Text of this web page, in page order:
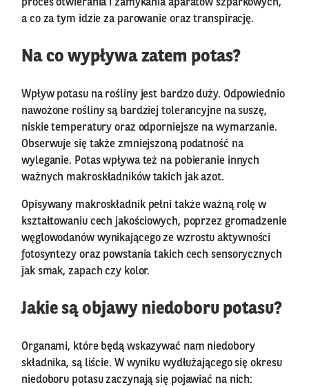
proces otwierania i zamykania aparatów szparkowych,
a co za tym idzie za parowanie oraz transpirację.
Na co wypływa zatem potas?
Wpływ potasu na rośliny jest bardzo duży. Odpowiednio
nawożone rośliny są bardziej tolerancyjne na suszę,
niskie temperatury oraz odporniejsze na wymarzanie.
Obserwuje się także zmniejszoną podatność na
wyleganie. Potas wpływa też na pobieranie innych
ważnych makroskładników takich jak azot.
Opisywany makroskładnik pełni także ważną rolę w
kształtowaniu cech jakościowych, poprzez gromadzenie
węglowodanów wynikającego ze wzrostu aktywności
fotosyntezy oraz powstania takich cech sensorycznych
jak smak, zapach czy kolor.
Jakie są objawy niedoboru potasu?
Organami, które będą wskazywać nam niedobory
składnika, są liście. W wyniku wydłużającego się okresu
niedoboru potasu zaczynają się pojawiać na nich: